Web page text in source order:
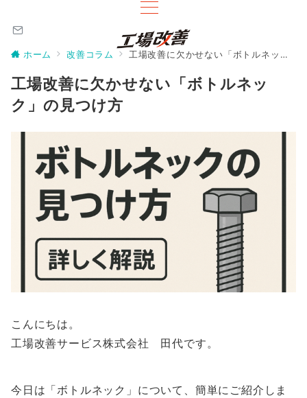
ホーム 改善コラム 工場改善に欠かせない「ボトルネック」の見つけ方
工場改善に欠かせない「ボトルネッ
ク」の見つけ方
こんにちは。
工場改善サービス株式会社 田代です。
今日は「ボトルネック」について、簡単にご紹介しま